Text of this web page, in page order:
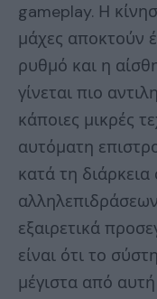
gameplay. Η
μάχες αποκτούν
ρυθμό και η
γίνεται πιο
κάποιες μικρές
αυτόματη
κατά τη
εξαιρετικά
είναι ότι το
μέγιστα από